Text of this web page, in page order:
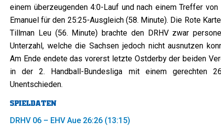
einem überzeugenden 4:0-Lauf und nach einem Treffer von
Emanuel für den 25:25-Ausgleich (58. Minute). Die Rote
Tillman Leu (56. Minute) brachte den DRHV zwar
Unterzahl, welche die Sachsen jedoch nicht ausnutzen
Am Ende endete das vorerst letzte Ostderby der beiden
in der 2. Handball-Bundesliga mit einem gerechten
Unentschieden.
SPIELDATEN
DRHV 06 – EHV Aue 26:26 (13:15)